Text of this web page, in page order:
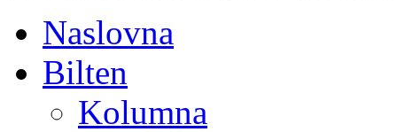
Naslovna
Bilten
Kolumna